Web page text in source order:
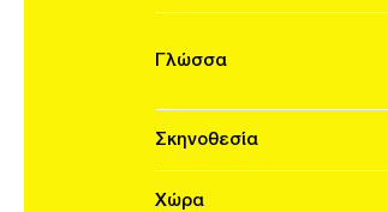
Γλώσσα
Σκηνοθεσία
Χώρα